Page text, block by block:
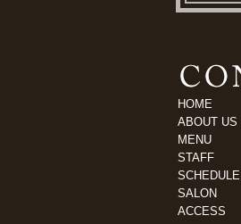
HOME
ABOUT US
MENU
STAFF
SCHEDULE
SALON
ACCESS